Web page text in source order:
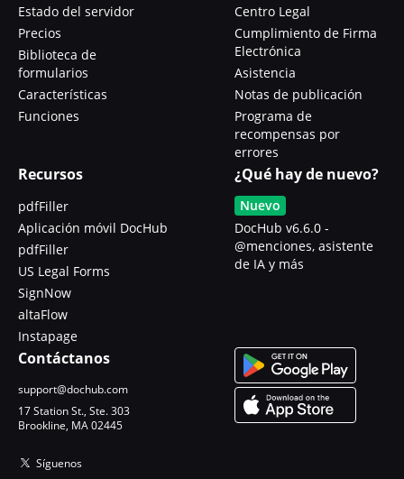
Estado del servidor
Precios
Biblioteca de
formularios
Características
Funciones
Centro Legal
Cumplimiento de Firma
Electrónica
Asistencia
Notas de publicación
Programa de
recompensas por
errores
Recursos
pdfFiller
Aplicación móvil DocHub
pdfFiller
US Legal Forms
SignNow
altaFlow
Instapage
¿Qué hay de nuevo?
Nuevo
DocHub v6.6.0 -
@menciones, asistente
de IA y más
Contáctanos
support@dochub.com
17 Station St., Ste. 303
Brookline, MA 02445
Síguenos